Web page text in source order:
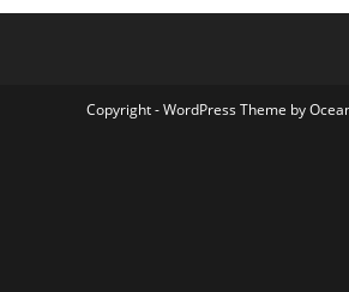
Copyright - WordPress Theme by